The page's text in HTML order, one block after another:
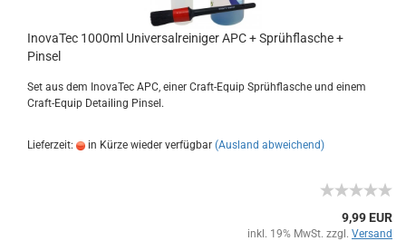
InovaTec 1000ml Universalreiniger APC + Sprühflasche +
Pinsel
Set aus dem InovaTec APC, einer Craft-Equip Sprühflasche und einem
Craft-Equip Detailing Pinsel.
Lieferzeit: in Kürze wieder verfügbar (Ausland abweichend)
9,99 EUR
inkl. 19% MwSt. zzgl. Versand